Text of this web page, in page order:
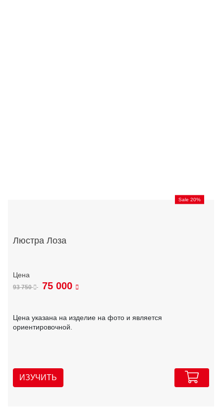
Sale 20%
Люстра Лоза
93 750 75 000
Цена указана на изделие на фото и является
ориентировочной.
ИЗУЧИТЬ